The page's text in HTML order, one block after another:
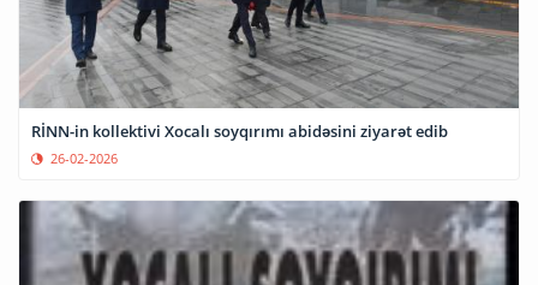
RİNN-in kollektivi Xocalı soyqırımı abidəsini ziyarət edib
26-02-2026